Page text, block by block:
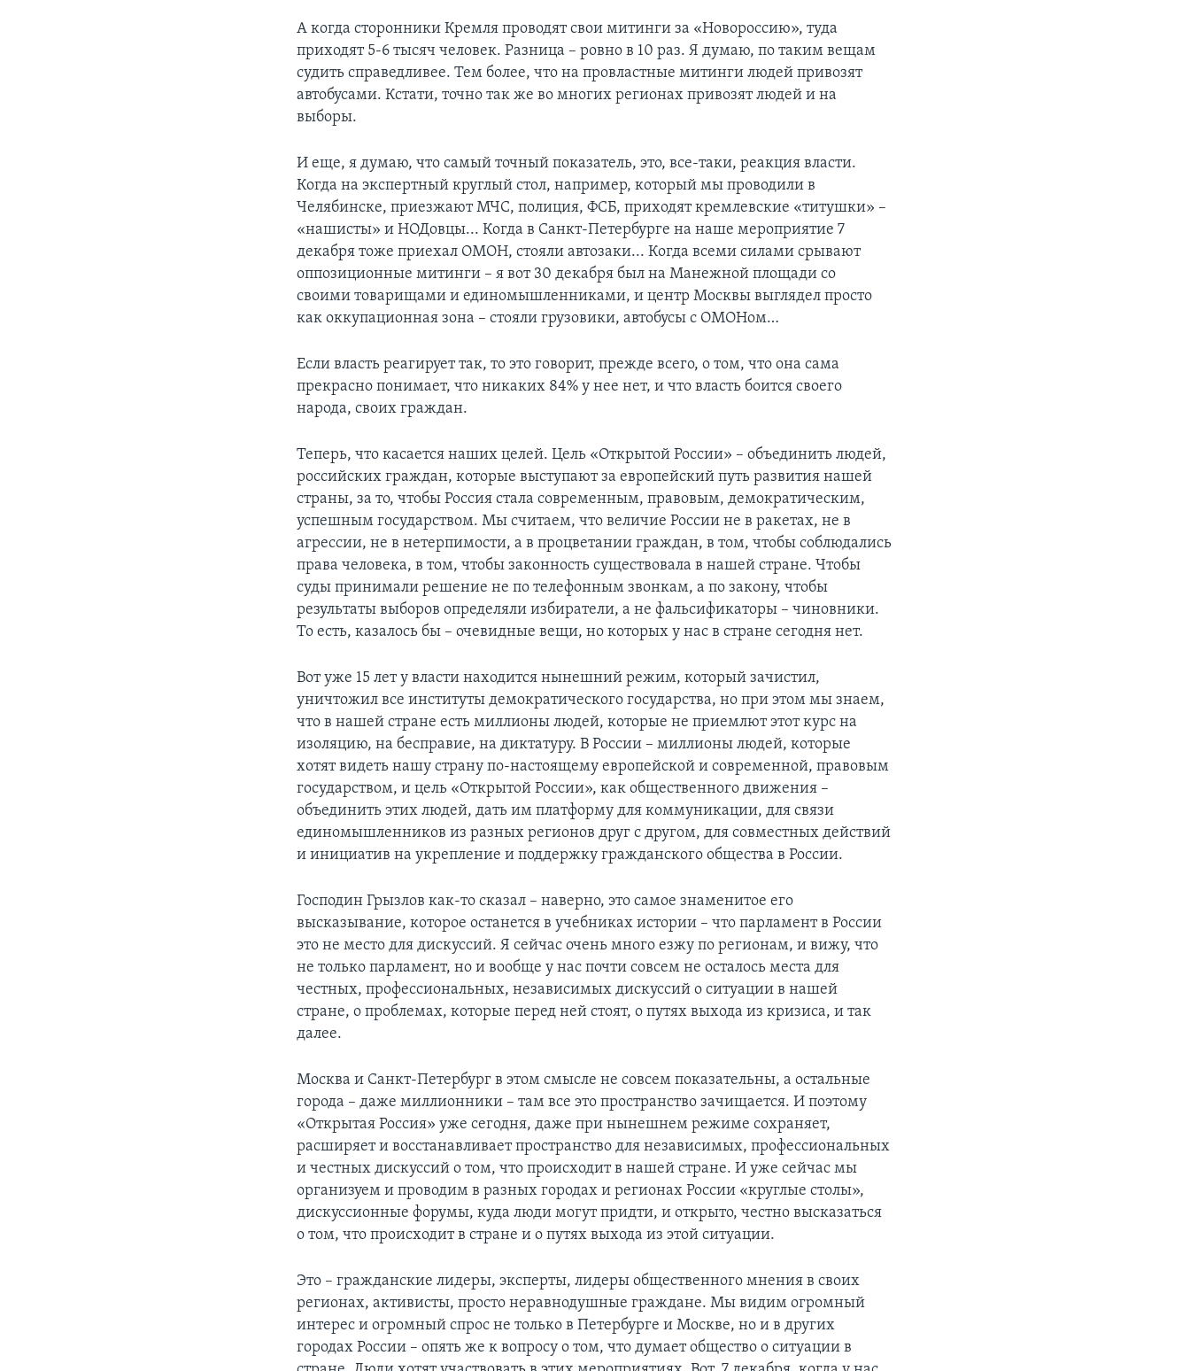
А когда сторонники Кремля проводят свои митинги за «Новороссию», туда
приходят 5-6 тысяч человек. Разница – ровно в 10 раз. Я думаю, по таким вещам
судить справедливее. Тем более, что на провластные митинги людей привозят
автобусами. Кстати, точно так же во многих регионах привозят людей и на
выборы.
И еще, я думаю, что самый точный показатель, это, все-таки, реакция власти.
Когда на экспертный круглый стол, например, который мы проводили в
Челябинске, приезжают МЧС, полиция, ФСБ, приходят кремлевские «титушки» –
«нашисты» и НОДовцы... Когда в Санкт-Петербурге на наше мероприятие 7
декабря тоже приехал ОМОН, стояли автозаки... Когда всеми силами срывают
оппозиционные митинги – я вот 30 декабря был на Манежной площади со
своими товарищами и единомышленниками, и центр Москвы выглядел просто
как оккупационная зона – стояли грузовики, автобусы с ОМОНом…
Если власть реагирует так, то это говорит, прежде всего, о том, что она сама
прекрасно понимает, что никаких 84% у нее нет, и что власть боится своего
народа, своих граждан.
Теперь, что касается наших целей. Цель «Открытой России» – объединить людей,
российских граждан, которые выступают за европейский путь развития нашей
страны, за то, чтобы Россия стала современным, правовым, демократическим,
успешным государством. Мы считаем, что величие России не в ракетах, не в
агрессии, не в нетерпимости, а в процветании граждан, в том, чтобы соблюдались
права человека, в том, чтобы законность существовала в нашей стране. Чтобы
суды принимали решение не по телефонным звонкам, а по закону, чтобы
результаты выборов определяли избиратели, а не фальсификаторы – чиновники.
То есть, казалось бы – очевидные вещи, но которых у нас в стране сегодня нет.
Вот уже 15 лет у власти находится нынешний режим, который зачистил,
уничтожил все институты демократического государства, но при этом мы знаем,
что в нашей стране есть миллионы людей, которые не приемлют этот курс на
изоляцию, на бесправие, на диктатуру. В России – миллионы людей, которые
хотят видеть нашу страну по-настоящему европейской и современной, правовым
государством, и цель «Открытой России», как общественного движения –
объединить этих людей, дать им платформу для коммуникации, для связи
единомышленников из разных регионов друг с другом, для совместных действий
и инициатив на укрепление и поддержку гражданского общества в России.
Господин Грызлов как-то сказал – наверно, это самое знаменитое его
высказывание, которое останется в учебниках истории – что парламент в России
это не место для дискуссий. Я сейчас очень много езжу по регионам, и вижу, что
не только парламент, но и вообще у нас почти совсем не осталось места для
честных, профессиональных, независимых дискуссий о ситуации в нашей
стране, о проблемах, которые перед ней стоят, о путях выхода из кризиса, и так
далее.
Москва и Санкт-Петербург в этом смысле не совсем показательны, а остальные
города – даже миллионники – там все это пространство зачищается. И поэтому
«Открытая Россия» уже сегодня, даже при нынешнем режиме сохраняет,
расширяет и восстанавливает пространство для независимых, профессиональных
и честных дискуссий о том, что происходит в нашей стране. И уже сейчас мы
организуем и проводим в разных городах и регионах России «круглые столы»,
дискуссионные форумы, куда люди могут придти, и открыто, честно высказаться
о том, что происходит в стране и о путях выхода из этой ситуации.
Это – гражданские лидеры, эксперты, лидеры общественного мнения в своих
регионах, активисты, просто неравнодушные граждане. Мы видим огромный
интерес и огромный спрос не только в Петербурге и Москве, но и в других
городах России – опять же к вопросу о том, что думает общество о ситуации в